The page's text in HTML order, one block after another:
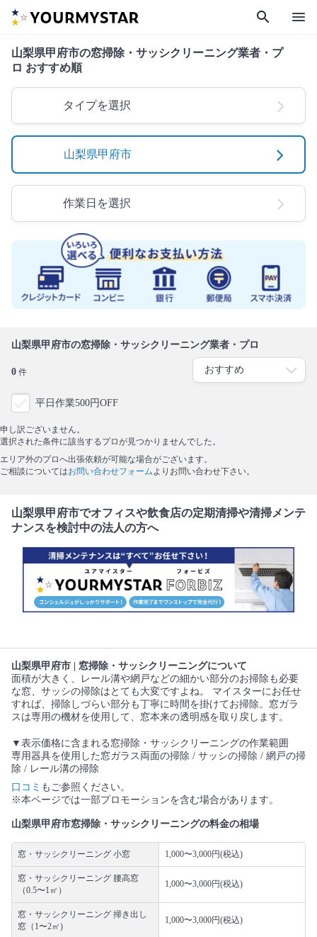
search menu
山梨県甲府市の窓掃除・サッシクリーニング業者・プ
ロ おすすめ順
タイプを選択
山梨県甲府市
作業日を選択
山梨県甲府市の窓掃除・サッシクリーニング業者・プロ
0 件
平日作業500円OFF
申し訳ございません。
選択された条件に該当するプロが見つかりませんでした。
エリア外のプロへ出張依頼が可能な場合がございます。
ご相談についてはお問い合わせフォーム よりお問い合わせ下さい。
山梨県甲府市でオフィスや飲食店の定期清掃や清掃メンテ
ナンスを検討中の法人の方へ
山梨県甲府市 | 窓掃除・サッシクリーニングについて
面積が大きく、レール溝や網戸などの細かい部分のお掃除も必要
な窓、サッシの掃除はとても大変ですよね。 マイスターにお任せ
すれば、掃除しづらい部分も丁寧に時間を掛けてお掃除。窓ガラ
スは専用の機材を使用して、窓本来の透明感を取り戻します。
▼表示価格に含まれる窓掃除・サッシクリーニングの作業範囲
専用器具を使用した窓ガラス両面の掃除 / サッシの掃除 / 網戸の掃
除 / レール溝の掃除
口コミ もご参照ください。
※本ページでは一部プロモーションを含む場合があります。
山梨県甲府市窓掃除・サッシクリーニングの料金の相場
窓・サッシクリーニング 小窓 1,000〜3,000円(税込)
窓・サッシクリーニング 腰高窓
（0.5〜1㎡）
1,000〜3,000円(税込)
窓・サッシクリーニング 掃き出し
窓（1〜2㎡)
1,000〜3,000円(税込)